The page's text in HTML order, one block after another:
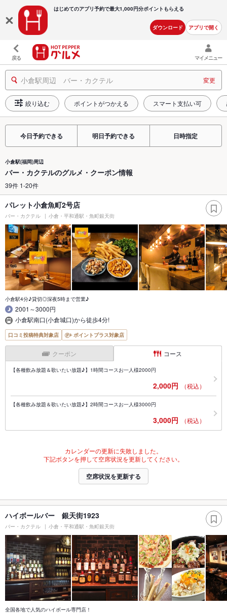
はじめてのアプリ予約で最大1,000円分ポイントもらえる
ダウンロード アプリで開く
戻る マイメニュー
小倉駅周辺 バー・カクテル 変更
絞り込む ポイントがつかえる スマート支払い可
今日予約できる 明日予約できる 日時指定
小倉駅(福岡)周辺
バー・カクテルのグルメ・クーポン情報
39件 1-20件
パレット小倉魚町2号店
バー・カクテル 小倉・平和通駅・魚町銀天街
小倉駅4分♪貸切◎深夜5時まで営業♪
2001～3000円
小倉駅南口(小倉城口)から徒歩4分!
口コミ投稿特典対象店 ポイントプラス対象店
クーポン コース
【各種飲み放題＆歌いたい放題♪】1時間コースお一人様2000円
2,000円 （税込）
【各種飲み放題＆歌いたい放題♪】2時間コースお一人様3000円
3,000円 （税込）
カレンダーの更新に失敗しました。
下記ボタンを押して空席状況を更新してください。
空席状況を更新する
ハイボールバー 銀天街1923
バー・カクテル 小倉・平和通駅・魚町銀天街
全国各地で人気のハイボール専門店！